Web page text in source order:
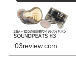
03review.com